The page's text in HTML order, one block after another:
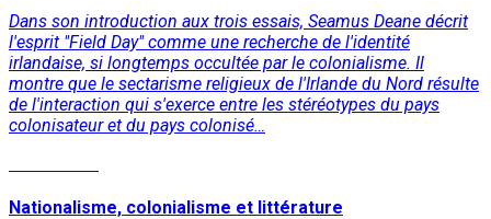
Dans son introduction aux trois essais, Seamus Deane décrit
l'esprit "Field Day" comme une recherche de l'identité
irlandaise, si longtemps occultée par le colonialisme. Il
montre que le sectarisme religieux de l'Irlande du Nord résulte
de l'interaction qui s'exerce entre les stéréotypes du pays
colonisateur et du pays colonisé…
Nationalisme, colonialisme et littérature